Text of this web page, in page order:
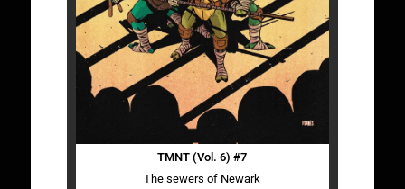
TMNT (Vol. 6) #7
The sewers of Newark